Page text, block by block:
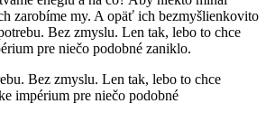
zarobíme my. A opäť ich bezmyšlienkovito
Bez zmyslu. Len tak, lebo to chce
pre niečo podobné zaniklo.
Bez zmyslu. Len tak, lebo to chce
impérium pre niečo podobné